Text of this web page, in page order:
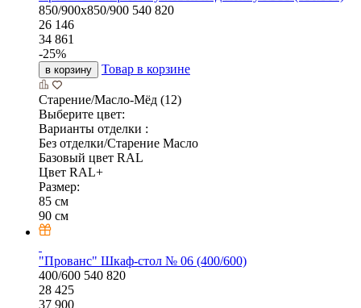
850/900х850/900 540 820
26 146
34 861
-25%
в корзину Товар в корзине
Старение/Масло-Мёд (12)
Выберите цвет:
Варианты отделки :
Без отделки/Старение Масло
Базовый цвет RAL
Цвет RAL+
Размер:
85 см
90 см
"Прованс" Шкаф-стол № 06 (400/600)
400/600 540 820
28 425
37 900